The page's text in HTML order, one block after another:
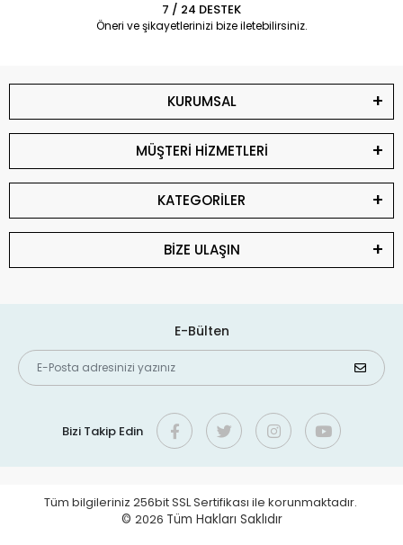
7 / 24 DESTEK
Öneri ve şikayetlerinizi bize iletebilirsiniz.
KURUMSAL
MÜŞTERİ HİZMETLERİ
KATEGORİLER
BİZE ULAŞIN
E-Bülten
Bizi Takip Edin
Tüm bilgileriniz 256bit SSL Sertifikası ile korunmaktadır.
© 2026 Tüm Hakları Saklıdır